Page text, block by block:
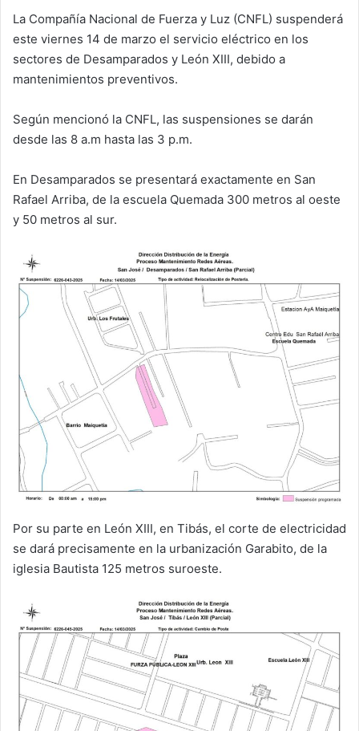
La Compañía Nacional de Fuerza y Luz (CNFL) suspenderá
este viernes 14 de marzo el servicio eléctrico en los
sectores de Desamparados y León XIII, debido a
mantenimientos preventivos.
Según mencionó la CNFL, las suspensiones se darán
desde las 8 a.m hasta las 3 p.m.
En Desamparados se presentará exactamente en San
Rafael Arriba, de la escuela Quemada 300 metros al oeste
y 50 metros al sur.
Por su parte en León XIII, en Tibás, el corte de electricidad
se dará precisamente en la urbanización Garabito, de la
iglesia Bautista 125 metros suroeste.